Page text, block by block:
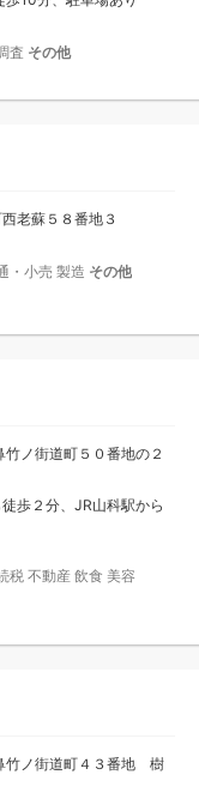
査 その他
老蘇５８番地３
・小売 製造 その他
ノ街道町５０番地の２
歩２分、JR山科駅から
税 不動産 飲食 美容
竹ノ街道町４３番地 樹